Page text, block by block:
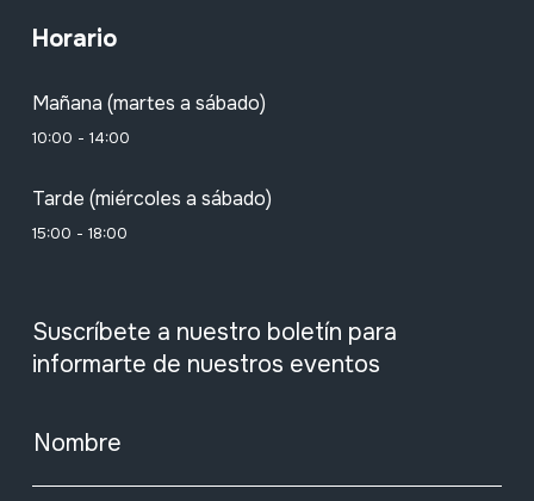
Horario
Mañana (martes a sábado)
10:00 - 14:00
Tarde (miércoles a sábado)
15:00 - 18:00
Suscríbete a nuestro boletín para
informarte de nuestros eventos
Nombre